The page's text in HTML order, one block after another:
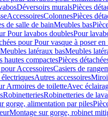
Déversoirs muralsPièces
AccessoiresColonnesPièces
de salle de bainMeubles bas
Pour lavabos doublesPour
pour Pour vasque à poser
latéraux basMeubles
hautes compactesPièces
AccessoiresCasiers de
électriquesAutres accessoires
Armoires de toiletteAvec
RobinetteriesRobinetteries de
gorge, alimentation par piles
Montage sur gorge, robinet